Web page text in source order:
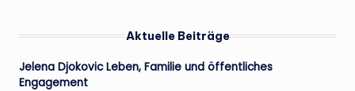
Aktuelle Beiträge
Jelena Djokovic Leben, Familie und öffentliches
Engagement